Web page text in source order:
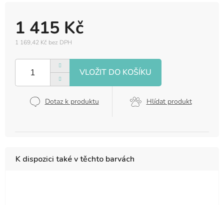
1 415 Kč
1 169,42 Kč bez DPH
cena:
Dotaz k produktu Hlídat produkt
K dispozici také v těchto barvách